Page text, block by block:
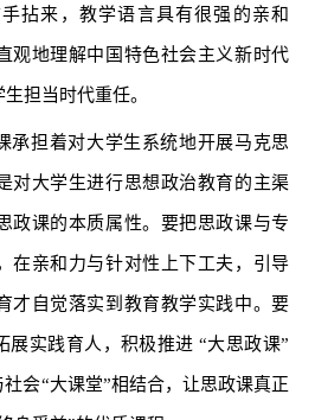
拈来，教学语言具有很强的亲和
观地理解中国特色社会主义新时代
担当时代重任。
承担着对大学生系统地开展马克思
对大学生进行思想政治教育的主渠
政课的本质属性。要把思政课与专
在亲和力与针对性上下工夫，引导
才自觉落实到教育教学实践中。要
展实践育人，积极推进 “大思政课”
会“大课堂”相结合，让思政课真正